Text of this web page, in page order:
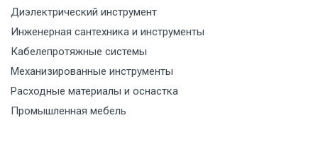
Диэлектрический инструмент
Инженерная сантехника и инструменты
Кабелепротяжные системы
Механизированные инструменты
Расходные материалы и оснастка
Промышленная мебель